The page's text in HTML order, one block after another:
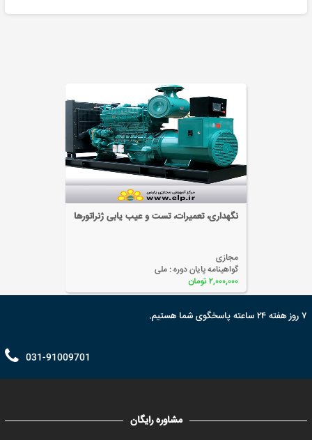
نگهداری، تعمیرات، تست و عیب یابی ژنراتورها
مجازی
گواهینامه پایان دوره : ملی
۲,۰۰۰,۰۰۰ تومان
۷ روز هفته ۲۴ ساعته پاسخگوی شما هستیم.
031-91009701
مشاوره رایگان